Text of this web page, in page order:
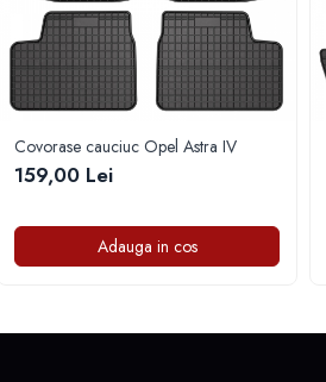
Covorase cauciuc Opel Astra IV
159,00 Lei
Adauga in cos